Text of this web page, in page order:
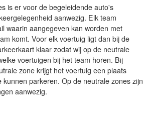
is er voor de begeleidende auto's
aanwezig. Elk team
waarin aangegeven kan worden met
komt. Voor elk voertuig ligt dan bij de
klaar zodat wij op de neutrale
voertuigen bij het team horen. Bij
zone krijgt het voertuig een plaats
kunnen parkeren. Op de neutrale zones zijn
aanwezig.